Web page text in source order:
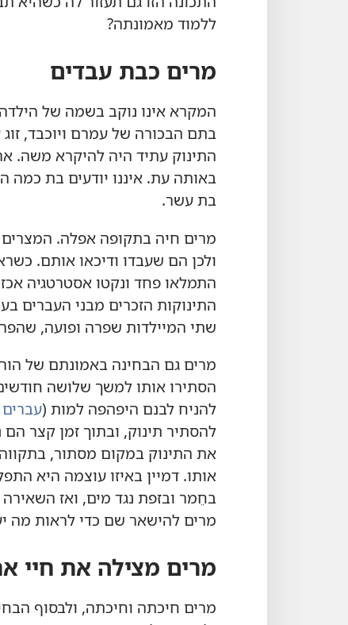
ללמוד מאמונתה?‏
מרים כבת עבדים
המקרא אינו נוקב בשמה של
בתם הבכורה של עמרם ויוכבד,‏
התינוק עתיד היה להיקרא משה.‏
באותה עת.‏ איננו יודעים בת כמה
בת עשר.‏
מרים חיה בתקופה אפלה.‏
ולכן הם שעבדו ודיכאו אותם.‏
התמלאו פחד ונקטו אסטרטגיה
התינוקות הזכרים מבני העברים
שתי המיילדות שפרה ופועה,‏
מרים גם הבחינה באמונתם של
הסתירו אותו למשך שלושה
להניח לבנם היפהפה למות (‏עברים
להסתיר תינוק,‏ ובתוך זמן קצר
את התינוק במקום מסתור,‏ בתקווה
אותו.‏ דמיין באיזו עוצמה היא
בחֵמר ובזפת נגד מים,‏ ואז
מרים להישאר שם כדי לראות מה
מרים מצילה את חיי
מרים חיכתה וחיכתה,‏ ולבסוף